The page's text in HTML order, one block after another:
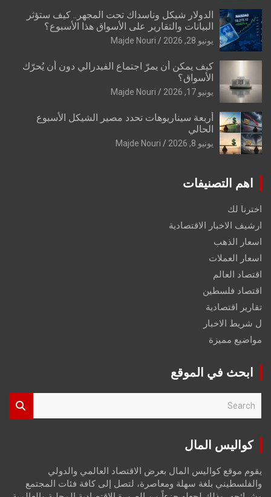
الدولار شيكل وناسداك تحت المجهر.. كيف ستؤثر
البيانات والتقارير على الأسواق هذا الأسبوع؟
يونيو 28, 2026 Majde Nouri
كيف يمكن أن يمرّ اجتماع الفيدرالي دون أن يُحرّك
الأسواق؟
يونيو 17, 2026 Majde Nouri
أربعة سيناريوهات تحدد مصير الشيكل الأسبوع
الحالي
يونيو 8, 2026 Majde Nouri
اهم التصنيفات
اخترنا لك
ارشيف الاخبار الاقتصادية
اسعار الذهب
اسعار العملات
اقتصاد العالم
اقتصاد فلسطين
تقارير اقتصادية
ل شريط الاخبار
مواضيع مميزة
ابحث في الموقع
r
كواليس المال
يقوم موقع كواليس المال بعرض الاقتصاد العالمي والدولي
والفلسطيني بلغة سهلة ومعاصرة، لتصل إلى كافة فئات المجتمع